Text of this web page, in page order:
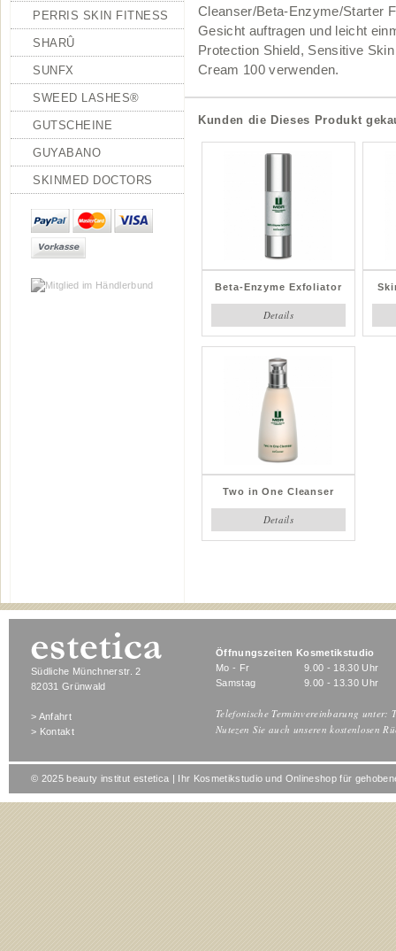
PERRIS SKIN FITNESS
SHARÛ
SUNFX
SWEED LASHES®
GUTSCHEINE
GUYABANO
SKINMED DOCTORS
Cleanser/Beta-Enzyme/Starter
Gesicht auftragen und leicht
Protection Shield, Sensitive
Cream 100 verwenden.
Kunden die Dieses Produkt
Beta-Enzyme Exfoliator
Details
Two in One Cleanser
Details
Südliche Münchnerstr. 2
82031 Grünwald
> Anfahrt
> Kontakt
Öffnungszeiten Kosmetikstudio
Mo - Fr
9.00 - 18.30 Uhr
Samstag
9.00 - 13.30 Uhr
Telefonische Terminvereinbarung unter:
Nutezen Sie auch unseren kostenlosen
© 2025 beauty institut estetica | Ihr Kosmetikstudio und Onlineshop für